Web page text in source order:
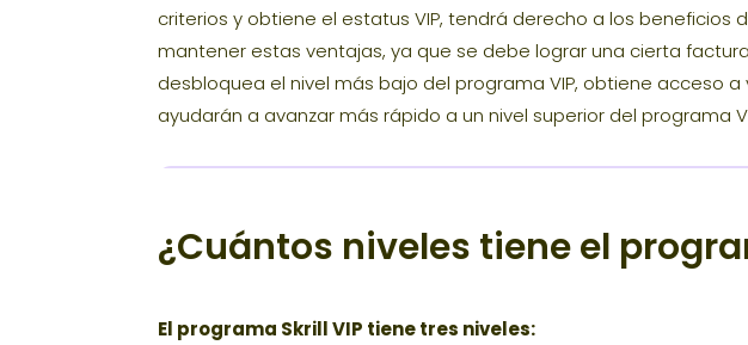
criterios y obtiene el estatus VIP, tendrá derecho a los
mantener estas ventajas, ya que se debe lograr una cierta
desbloquea el nivel más bajo del programa VIP, obtiene acceso
ayudarán a avanzar más rápido a un nivel superior del programa
¿Cuántos niveles tiene el
El programa Skrill VIP tiene tres niveles: